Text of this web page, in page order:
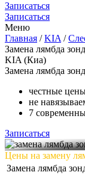
Записаться
Записаться
Меню
Главная /KIA /
Замена лямбда
KIA (Киа)
Замена лямбда
честные
не
7
Записаться
Цены на замену
Замена лямбда